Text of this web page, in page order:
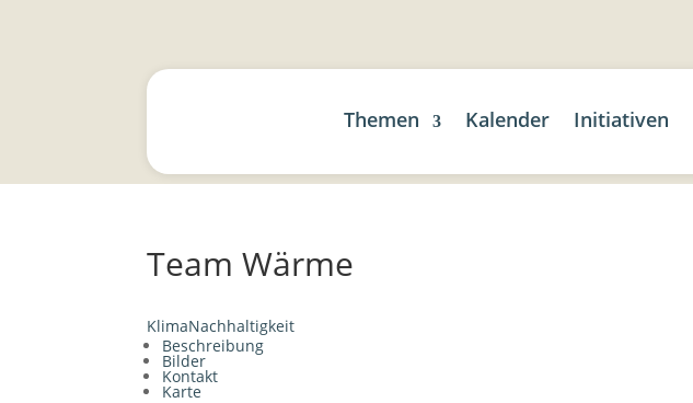
Themen Kalender Initiativen
Team Wärme
KlimaNachhaltigkeit
Beschreibung
Bilder
Kontakt
Karte